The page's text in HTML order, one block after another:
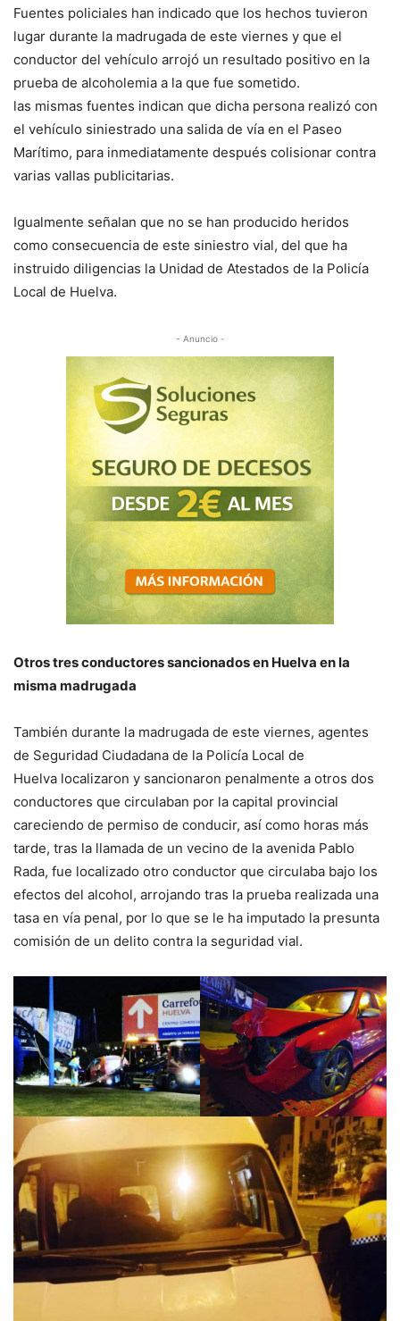
Fuentes policiales han indicado que los hechos tuvieron
lugar durante la madrugada de este viernes y que el
conductor del vehículo arrojó un resultado positivo en la
prueba de alcoholemia a la que fue sometido.
las mismas fuentes indican que dicha persona realizó con
el vehículo siniestrado una salida de vía en el Paseo
Marítimo, para inmediatamente después colisionar contra
varias vallas publicitarias.
Igualmente señalan que no se han producido heridos
como consecuencia de este siniestro vial, del que ha
instruido diligencias la Unidad de Atestados de la Policía
Local de Huelva.
- Anuncio -
Otros tres conductores sancionados en Huelva en la
misma madrugada
También durante la madrugada de este viernes, agentes
de Seguridad Ciudadana de la Policía Local de
Huelva localizaron y sancionaron penalmente a otros dos
conductores que circulaban por la capital provincial
careciendo de permiso de conducir, así como horas más
tarde, tras la llamada de un vecino de la avenida Pablo
Rada, fue localizado otro conductor que circulaba bajo los
efectos del alcohol, arrojando tras la prueba realizada una
tasa en vía penal, por lo que se le ha imputado la presunta
comisión de un delito contra la seguridad vial.